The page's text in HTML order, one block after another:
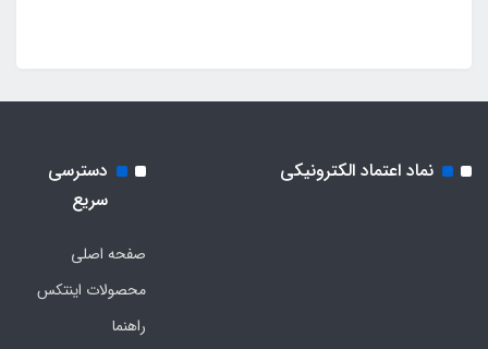
نماد اعتماد الکترونیکی
دسترسی
سریع
صفحه اصلی
محصولات اینتکس
راهنما